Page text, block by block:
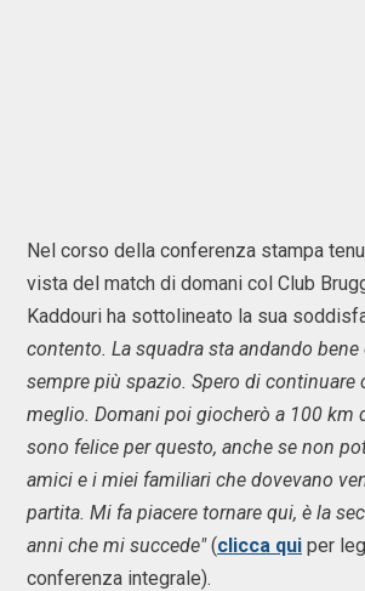
Nel corso della conferenza stampa
vista del match di domani col Club
Kaddouri ha sottolineato la sua
contento. La squadra sta andando
sempre più spazio. Spero di continuare
meglio. Domani poi giocherò a 100 km
sono felice per questo, anche se non
amici e i miei familiari che dovevano
partita. Mi fa piacere tornare qui, è la
anni che mi succede"(clicca qui per
conferenza integrale).